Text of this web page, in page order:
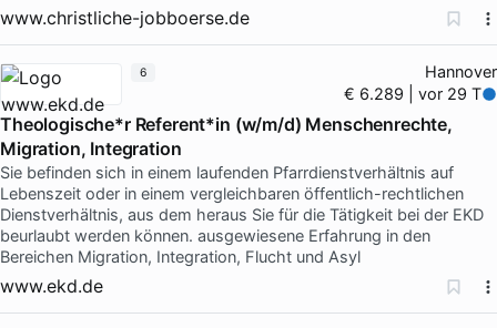
www.christliche-jobboerse.de
Hannover
€ 6.289 | vor 29 T
Theologische*r Referent*in (w/m/d) Menschenrechte,
Migration, Integration
Sie befinden sich in einem laufenden Pfarrdienstverhältnis auf
Lebenszeit oder in einem vergleichbaren öffentlich-rechtlichen
Dienstverhältnis, aus dem heraus Sie für die Tätigkeit bei der EKD
beurlaubt werden können. ausgewiesene Erfahrung in den
Bereichen Migration, Integration, Flucht und Asyl
www.ekd.de
6